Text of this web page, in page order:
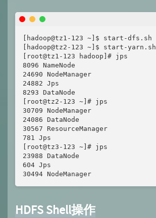
[hadoop@tz1-123 ~]$ start-dfs.sh
[hadoop@tz2-123 ~]$ start-yarn.sh
[root@tz1-123 hadoop]# jps
8096 NameNode
24690 NodeManager
24882 Jps
8293 DataNode
[root@tz2-123 ~]# jps
30709 NodeManager
24086 DataNode
30567 ResourceManager
781 Jps
[root@tz3-123 ~]# jps
23988 DataNode
604 Jps
30494 NodeManager
HDFS Shell操作